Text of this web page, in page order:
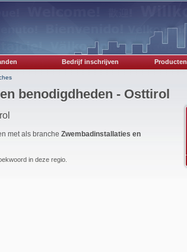
Bedrijf inschrijven Producten
benodigdheden - Osttirol
met als branche Zwembadinstallaties en
in deze regio.